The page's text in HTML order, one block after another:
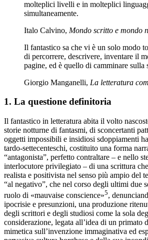
molteplici livelli e in molteplici
simultaneamente.
Italo Calvino, Mondo scritto e mondo
Il fantastico sa che vi è un solo modo
di percorrere, descrivere, inventare il
pagine, ed è quello di camminare sulla
Giorgio Manganelli, La letteratura
1. La questione definitoria
Il fantastico in letteratura abita il volto
storie notturne di fantasmi, di sconcertanti
oggetti impossibili e insidiosi sdoppiamenti
tardo-settecenteschi, costituito una forma
“antagonista”, perfetto contraltare – e nello
interlocutore privilegiato – di una scrittura
realista e positivista nel senso più ampio del
“al negativo”, che nel corso degli ultimi due
ruolo di «mauvaise conscience»5,
ipocrisie e presunzioni, una produzione
degli scrittori e degli studiosi come la sola
considerazione, legata all’idea di un primato
mimetica sull’invenzione immaginativa ed